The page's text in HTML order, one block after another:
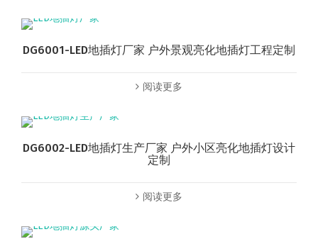
DG6001-LED地插灯厂家 户外景观亮化地插灯工程定制
阅读更多
DG6002-LED地插灯生产厂家 户外小区亮化地插灯设计
定制
阅读更多